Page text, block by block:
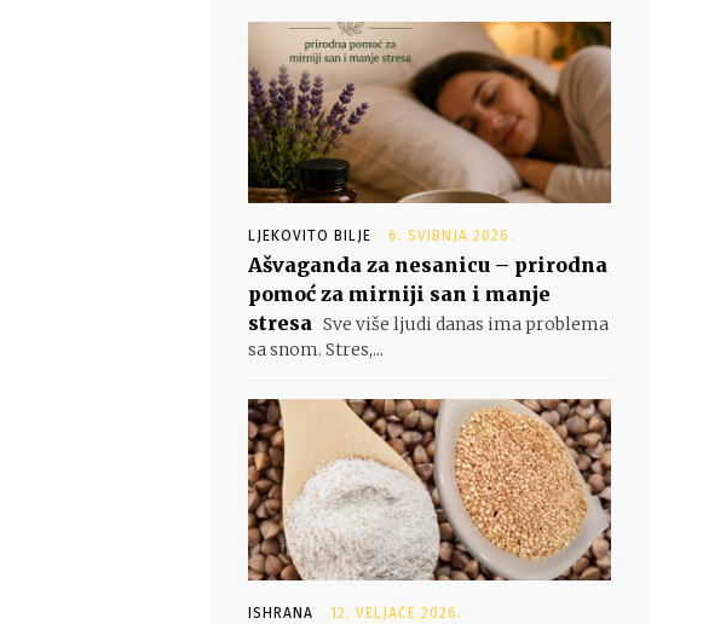
LJEKOVITO BILJE 6. SVIBNJA 2026.
Ašvaganda za nesanicu – prirodna
pomoć za mirniji san i manje
stresa Sve više ljudi danas ima problema
sa snom. Stres,...
ISHRANA 12. VELJAČE 2026.